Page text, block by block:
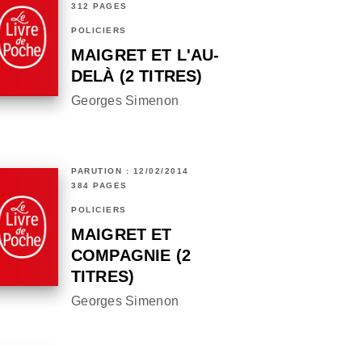
312 PAGES
POLICIERS
MAIGRET ET L'AU-
DELÀ (2 TITRES)
Georges Simenon
PARUTION : 12/02/2014
384 PAGES
POLICIERS
MAIGRET ET
COMPAGNIE (2
TITRES)
Georges Simenon